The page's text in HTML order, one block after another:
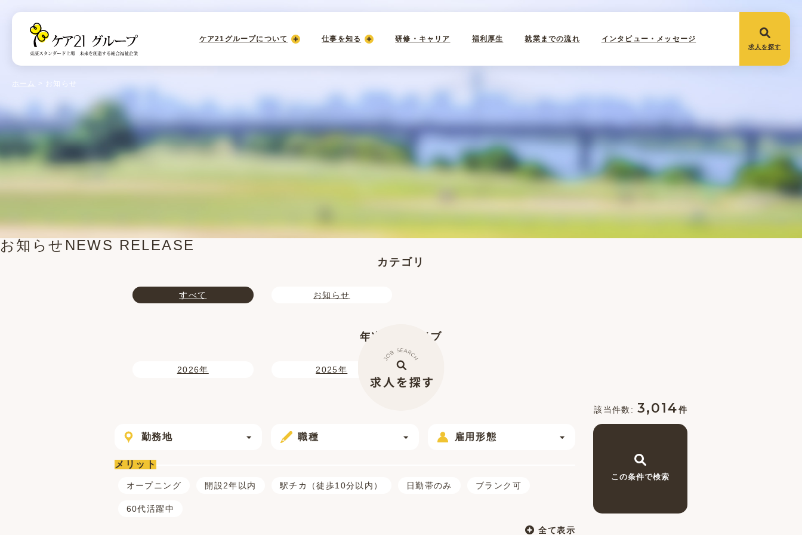
ケア21グループについて 仕事を知る 研修・キャリア 福利厚生 就業までの流れ インタビュー・メッセージ
求人を探す
お知らせ NEWS RELEASE
ホーム お知らせ
カテゴリ
すべて お知らせ
年次アーカイブ
2026年 2025年
3,014件
勤務地 職種 雇用形態
メリット
オープニング 開設2年以内 駅チカ（徒歩10分以内） 日勤帯のみ ブランク可
60代活躍中
全て表示
この条件で検索